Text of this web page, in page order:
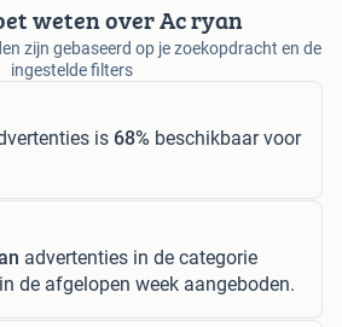
weten over Ac ryan
zijn gebaseerd op je zoekopdracht en de
ingestelde filters
is 68% beschikbaar voor
advertenties in de categorie
de afgelopen week aangeboden.